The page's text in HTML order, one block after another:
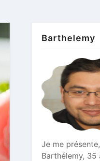
Barthelemy
Je me présente,
Barthélemy, 35